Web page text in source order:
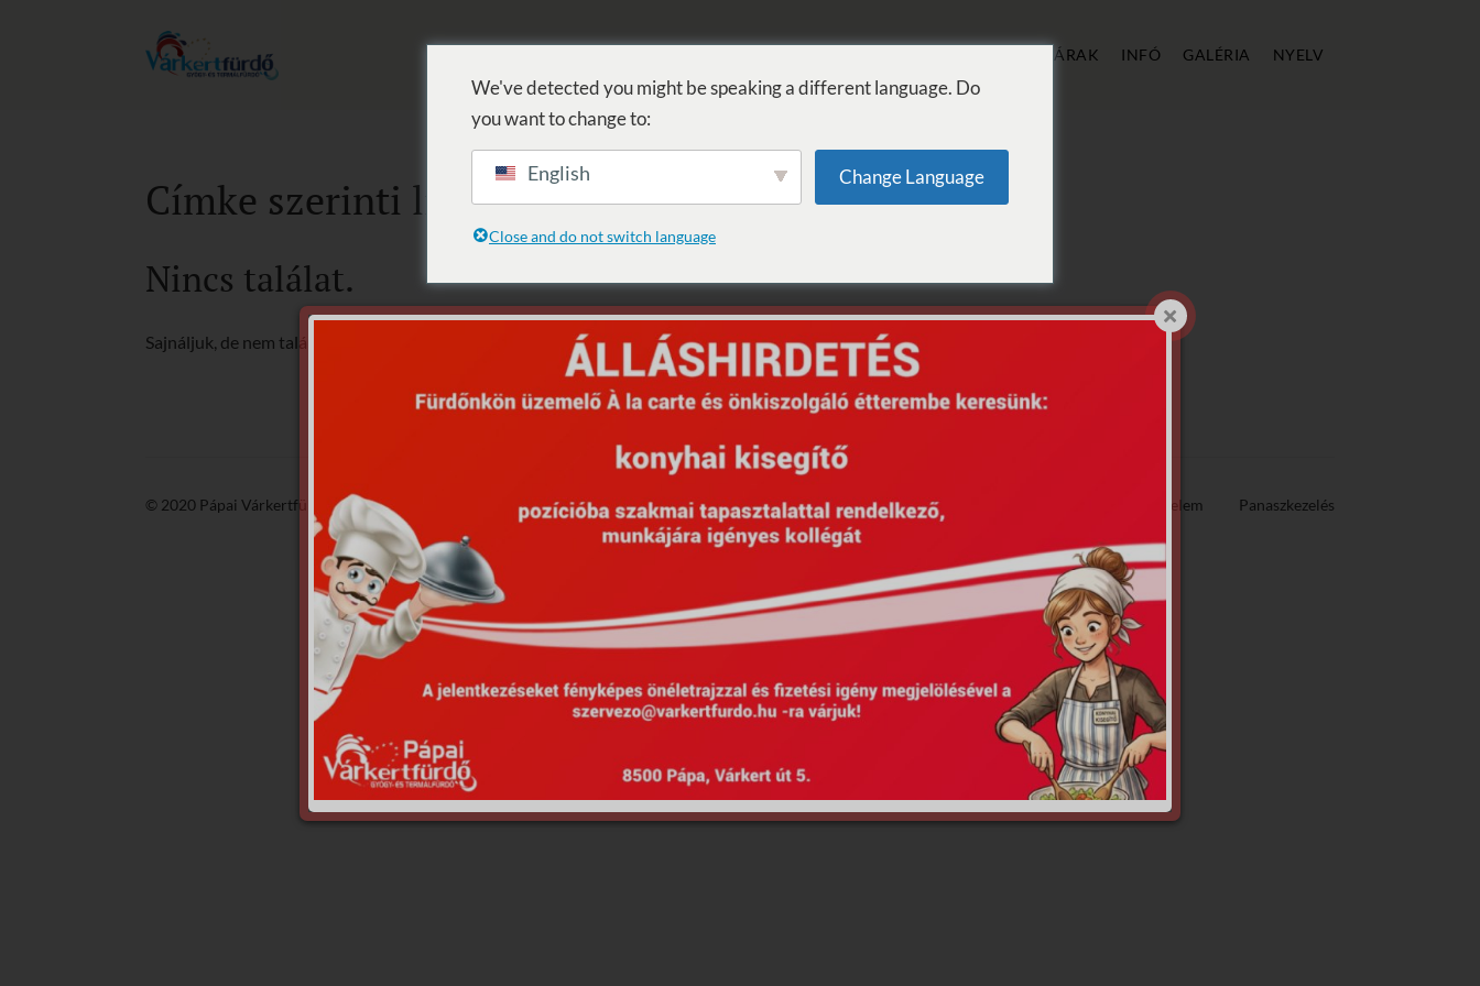
ÁRAK INFÓ GALÉRIA NYELV
Címke szerinti lista: Water play
Nincs találat.
Sajnáljuk, de nem található, amit keresett.
© 2020 Pápai Várkertfürdő -GyGaTech' Hirdetmények EU Projektek Adatvédelem Panaszkezelés
We've detected you might be speaking a different language. Do
you want to change to:
English Change Language
Close and do not switch language